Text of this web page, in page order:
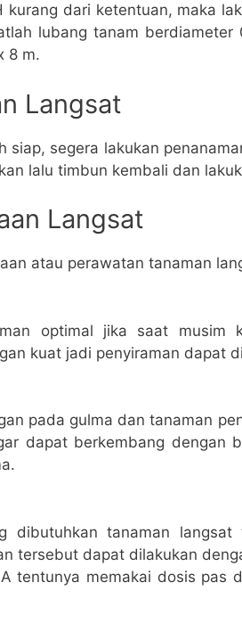
kurang dari ketentuan, maka
lubang tanam
8 m.
Langsat
siap, segera lakukan
lalu timbun kembali dan
Langsat
atau perawatan tanaman
optimal jika saat musim
kuat jadi penyiraman dapat
pada gulma dan tanaman
dapat berkembang dengan
dibutuhkan tanaman langsat
tersebut dapat dilakukan
tentunya memakai dosis pas